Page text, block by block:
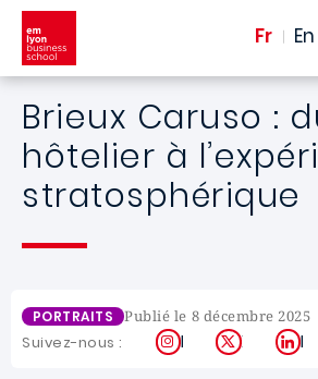
Aller au contenu principal
Fr En
Brieux Caruso :
hôtelier à
stratosphérique
PORTRAITS Publié le 8 décembre 2025
Suivez-nous : Instagram
X